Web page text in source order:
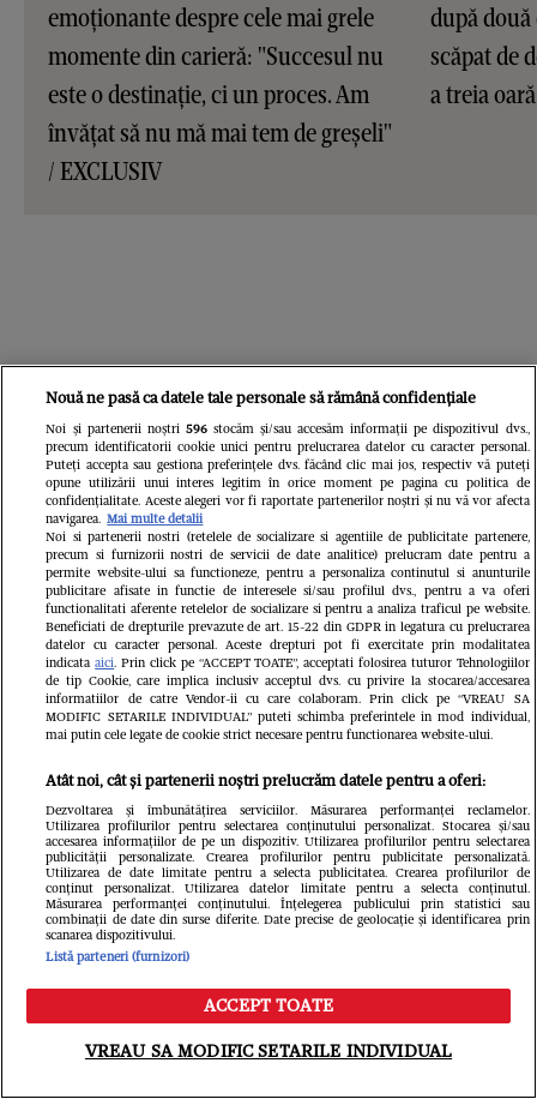
emoționante despre cele mai grele
momente din carieră: "Succesul nu
este o destinație, ci un proces. Am
învățat să nu mă mai tem de greșeli"
/ EXCLUSIV
după
scăpat de
a treia
Citește în continuare
Meniu Caută
Nouă ne pasă ca datele tale personale să rămână confidențiale
Noi și partenerii noștri 596stocăm și/sau accesăm informații pe dispozitivul dvs.,
precum identificatorii cookie unici pentru prelucrarea datelor cu caracter personal.
Puteți accepta sau gestiona preferințele dvs. făcând clic mai jos, respectiv vă puteți
opune utilizării unui interes legitim în orice moment pe pagina cu politica de
confidențialitate. Aceste alegeri vor fi raportate partenerilor noștri și nu vă vor afecta
navigarea. Mai multe detalii
Noi si partenerii nostri (retelele de socializare si agentiile de publicitate partenere,
precum si furnizorii nostri de servicii de date analitice) prelucram date pentru a
permite website-ului sa functioneze, pentru a personaliza continutul si anunturile
publicitare afisate in functie de interesele si/sau profilul dvs., pentru a va oferi
functionalitati aferente retelelor de socializare si pentru a analiza traficul pe website.
Beneficiati de drepturile prevazute de art. 15-22 din GDPR in legatura cu prelucrarea
datelor cu caracter personal. Aceste drepturi pot fi exercitate prin modalitatea
indicataaici. Prin click pe “ACCEPT TOATE”, acceptati folosirea tuturor Tehnologiilor
de tip Cookie, care implica inclusiv acceptul dvs. cu privire la stocarea/accesarea
informatiilor de catre Vendor-ii cu care colaboram. Prin click pe “VREAU SA
MODIFIC SETARILE INDIVIDUAL” puteti schimba preferintele in mod individual,
mai putin cele legate de cookie strict necesare pentru functionarea website-ului.
Atât noi, cât și partenerii noștri prelucrăm datele pentru a oferi:
Dezvoltarea și îmbunătățirea serviciilor. Măsurarea performanței reclamelor.
Utilizarea profilurilor pentru selectarea conținutului personalizat. Stocarea și/sau
accesarea informațiilor de pe un dispozitiv. Utilizarea profilurilor pentru selectarea
publicității personalizate. Crearea profilurilor pentru publicitate personalizată.
Utilizarea de date limitate pentru a selecta publicitatea. Crearea profilurilor de
conținut personalizat. Utilizarea datelor limitate pentru a selecta conținutul.
Măsurarea performanței conținutului. Înțelegerea publicului prin statistici sau
combinații de date din surse diferite. Date precise de geolocație și identificarea prin
scanarea dispozitivului.
Listă parteneri (furnizori)
ACCEPT TOATE
VREAU SA MODIFIC SETARILE INDIVIDUAL